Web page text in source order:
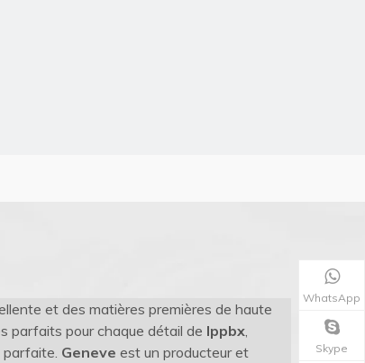
et des matières premières de haute
parfaits pour chaque détail de Ippbx,
parfaite. Geneve est un producteur et
WhatsApp
Skype